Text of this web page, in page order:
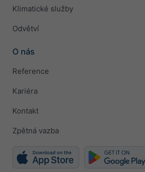
Klimatické služby
Odvětví
O nás
Reference
Kariéra
Kontakt
Zpětná vazba